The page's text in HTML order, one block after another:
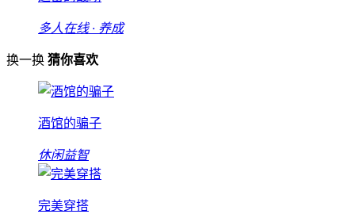
多人在线 · 养成
换一换 猜你喜欢
酒馆的骗子
休闲益智
完美穿搭